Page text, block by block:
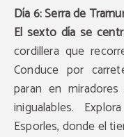
Día 6: Serra de
El sexto día se
cordillera que
Conduce por
paran en
inigualables.
Esporles, donde el